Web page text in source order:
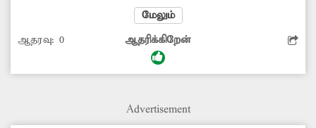
இதனால் சுகாதாரக்கேடு ஏற்படுவது மட்டுமின்றி
பொதுமக்களுக்கு நோய் ஏற்படும் அபாயமும்
உள்ளது. பன்றி தொல்லையை கட்டுப்படுத்த
மேலும்
ஆதரவு: 0 ஆதரிக்கிறேன்
Advertisement